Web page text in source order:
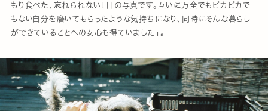
もり食べた、忘れられない1日の写真です。互いに万全でもピカピカで
もない自分を磨いてもらったような気持ちになり、同時にそんな暮らし
ができていることへの安心も得ていました」。